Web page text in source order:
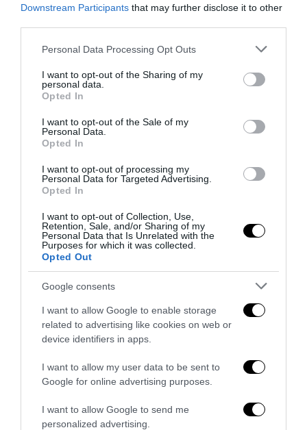
Downstream Participants that may further disclose it to other
Please note that this website/app uses one or more Google
not limited to your visit or usage behaviour. You may click to
grant or deny consent to Google and its third-party tags to
use your data for below specified purposes in below Google
consent section.
Personal Data Processing Opt Outs
I want to opt-out of the Sharing of my
personal data.
Opted In
I want to opt-out of the Sale of my
Personal Data.
Opted In
I want to opt-out of processing my
Personal Data for Targeted Advertising.
Opted In
I want to opt-out of Collection, Use,
Retention, Sale, and/or Sharing of my
Personal Data that Is Unrelated with the
Purposes for which it was collected.
Opted Out
Google consents
I want to allow Google to enable storage
related to advertising like cookies on web or
device identifiers in apps.
I want to allow my user data to be sent to
Google for online advertising purposes.
I want to allow Google to send me
personalized advertising.
Sovranità e sicurezza: l’Italia coordinerà l’hub
15 Luglio 2026
L’Italia che torna bosco: il dato che complica la
narrazione verde sul clima
27 Giugno 2026